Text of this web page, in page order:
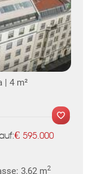
TE
| 4 m²
€ 595.000
3,62 m2